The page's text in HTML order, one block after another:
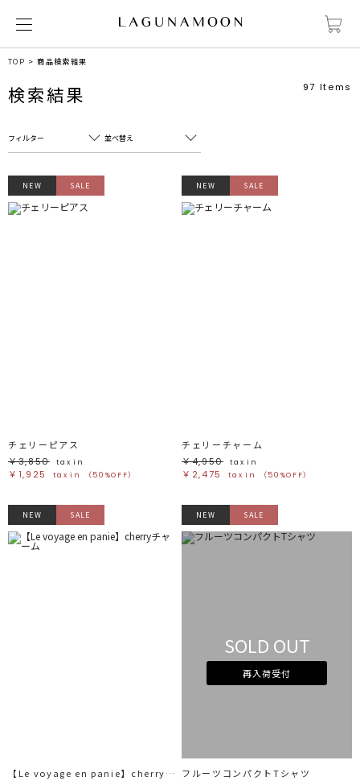
TOP 商品検索結果
検索結果 97 Items
フィルター
フリーワード
レッド レッド
ピンク ピンク
ミックス
ミックス
この条件で絞り込む
並べ替え
売れ筋順
新着順
NEW SALE
チェリーピアス
￥3,850
tax in
￥1,925 tax in （50%OFF）
NEW SALE
チェリーチャーム
￥4,950
tax in
￥2,475 tax in （50%OFF）
NEW SALE
【Le voyage en panie】cherryチャーム
NEW SALE
SOLD OUT
再入荷受付
フルーツコンパクトTシャツ